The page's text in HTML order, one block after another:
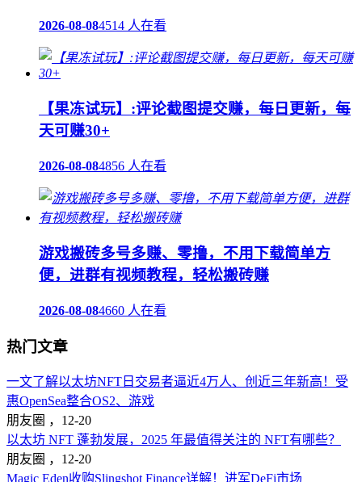
2026-08-084514 人在看
【果冻试玩】:评论截图提交赚，每日更新，每
天可赚30+
2026-08-084856 人在看
游戏搬砖多号多赚、零撸，不用下载简单方
便，进群有视频教程，轻松搬砖赚
2026-08-084660 人在看
热门文章
一文了解以太坊NFT日交易者逼近4万人、创近三年新高！受
惠OpenSea整合OS2、游戏
朋友圈 ， 12-20
以太坊 NFT 蓬勃发展，2025 年最值得关注的 NFT有哪些？
朋友圈 ， 12-20
Magic Eden收购Slingshot Finance详解！进军DeFi市场